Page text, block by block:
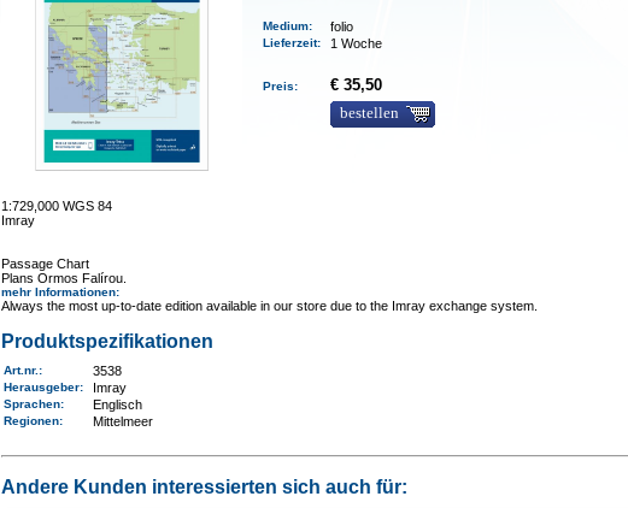
Medium: folio
Lieferzeit: 1 Woche
Preis:
€ 35,50
bestellen
1:729,000 WGS 84
Imray
Passage Chart
Plans Ormos Falírou.
mehr Informationen:
Always the most up-to-date edition available in our store due to the Imray exchange system.
Produktspezifikationen
Art.nr. : 3538
Herausgeber: Imray
Sprachen: Englisch
Regionen: Mittelmeer
Andere Kunden interessierten sich auch für: